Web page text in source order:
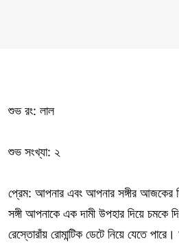
শুভ রং: লাল
শুভ সংখ্যা: ২
প্রেম: আপনার এবং আপনার সঙ্গীর আজকের
সঙ্গী আপনাকে এক দামী উপহার দিয়ে চমকে
রেস্তোরাঁয় রোমান্টিক ডেটে নিয়ে যেতে